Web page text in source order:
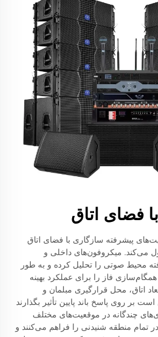
فضای اتاق
پیشرفته سازگاری با فضای اتاق
می‌کند. میکروفون‌های داخلی و
محیط صوتی را تحلیل کرده و به طور
همگام‌سازی فاز را برای عملکرد بهینه
اتاق، محل قرارگیری مبلمان و
بر روی پاسخ باند پایین تأثیر بگذارند
چندگانه در موقعیت‌های مختلف
تمام منطقه شنیدنی را فراهم می‌کنند و